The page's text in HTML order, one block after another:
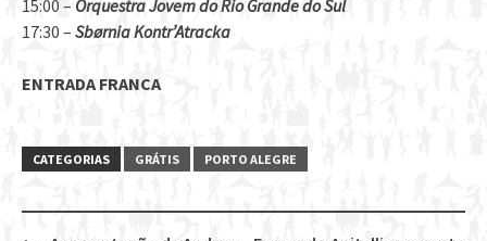
15:00 – Orquestra Jovem do Rio Grande do Sul
17:30 – Sbørnia Kontr’Atracka
ENTRADA FRANCA
CATEGORIAS GRÁTIS PORTO ALEGRE